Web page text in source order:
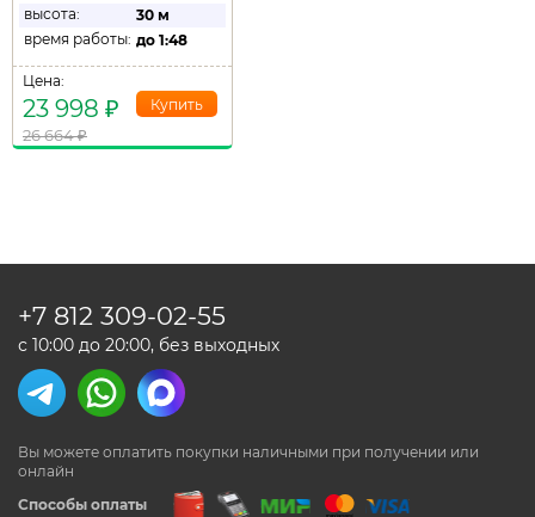
высота:
30 м
время работы: до 1:48
Цена:
23 998 ₽
26 664₽
Способы оплаты
Вы можете оплатить покупки наличными при получении или
онлайн
+7 812 309-02-55
с 10:00 до 20:00, без выходных